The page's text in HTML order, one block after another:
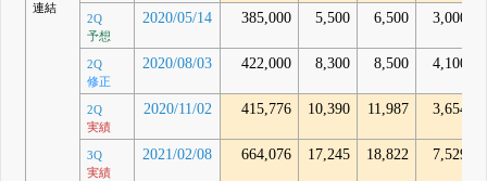
連結
2Q
予想
2020/05/14 385,000 5,500 6,500 3,000
2Q
修正
2020/08/03 422,000 8,300 8,500 4,100
2Q
実績
2020/11/02 415,776 10,390 11,987 3,654
3Q
実績
2021/02/08 664,076 17,245 18,822 7,529